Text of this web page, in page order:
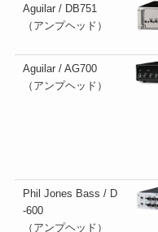
Aguilar / DB751
（アンプヘッド）
Aguilar / AG700
（アンプヘッド）
Phil Jones Bass / D
-600
（アンプヘッド）